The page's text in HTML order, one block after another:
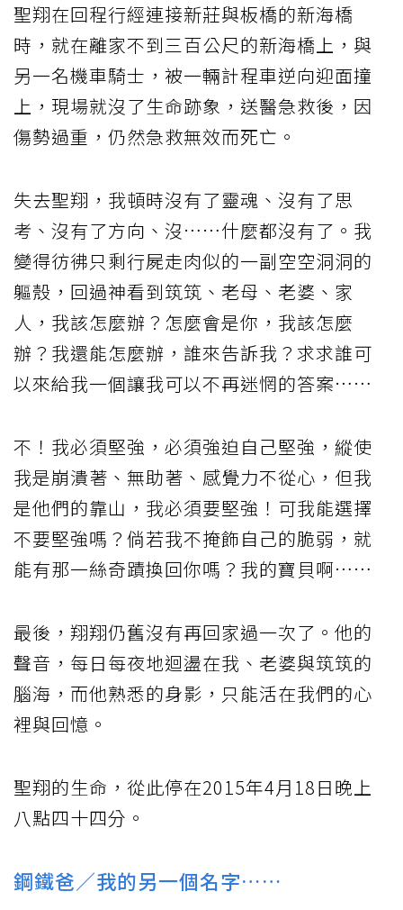
聖翔在回程行經連接新莊與板橋的新海橋
時，就在離家不到三百公尺的新海橋上，與
另一名機車騎士，被一輛計程車逆向迎面撞
上，現場就沒了生命跡象，送醫急救後，因
傷勢過重，仍然急救無效而死亡。
失去聖翔，我頓時沒有了靈魂、沒有了思
考、沒有了方向、沒……什麼都沒有了。我
變得彷彿只剩行屍走肉似的一副空空洞洞的
軀殼，回過神看到筑筑、老母、老婆、家
人，我該怎麼辦？怎麼會是你，我該怎麼
辦？我還能怎麼辦，誰來告訴我？求求誰可
以來給我一個讓我可以不再迷惘的答案……
不！我必須堅強，必須強迫自己堅強，縱使
我是崩潰著、無助著、感覺力不從心，但我
是他們的靠山，我必須要堅強！可我能選擇
不要堅強嗎？倘若我不掩飾自己的脆弱，就
能有那一絲奇蹟換回你嗎？我的寶貝啊……
最後，翔翔仍舊沒有再回家過一次了。他的
聲音，每日每夜地迴盪在我、老婆與筑筑的
腦海，而他熟悉的身影，只能活在我們的心
裡與回憶。
聖翔的生命，從此停在2015年4月18日晚上
八點四十四分。
鋼鐵爸／我的另一個名字……